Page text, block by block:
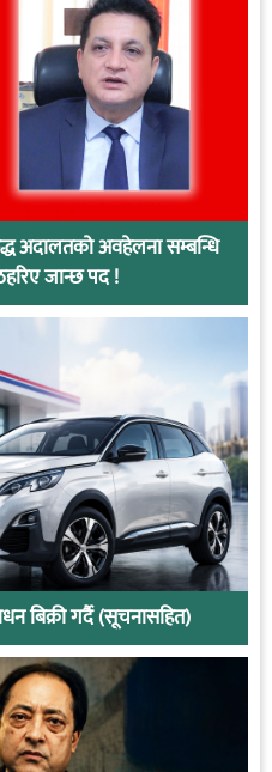
अदालतको अवहेलना सम्बन्धि
जान्छ पद !
बिक्री गर्दै (सूचनासहित)